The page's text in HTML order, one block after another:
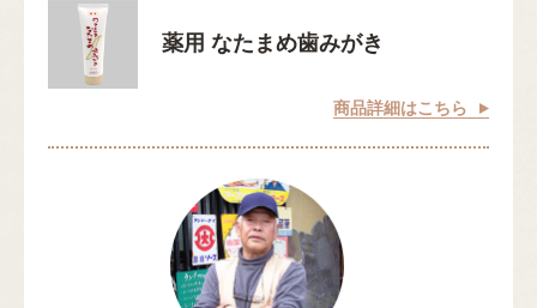
薬用 なたまめ歯みがき
商品詳細はこちら